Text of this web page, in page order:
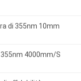
di 355nm 10mm
4000mm/S